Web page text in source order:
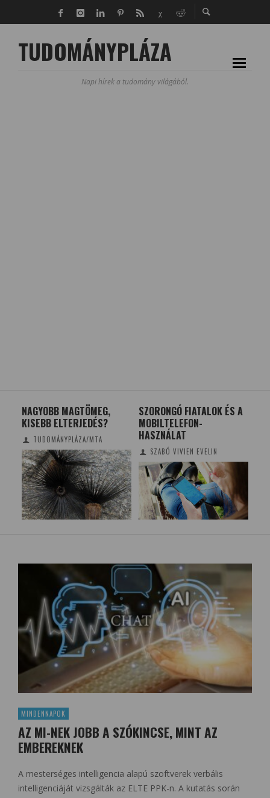
TUDOMÁNYPLÁZA
Napi hírek a tudomány világából.
NAGYOBB MAGTÖMEG,
KISEBB ELTERJEDÉS?
TUDOMÁNYPLÁZA/MTA
SZORONGÓ FIATALOK ÉS A
MOBILTELEFON-
HASZNÁLAT
SZABÓ VIVIEN EVELIN
MINDENNAPOK
AZ MI-NEK JOBB A SZÓKINCSE, MINT AZ
EMBEREKNEK
A mesterséges intelligencia alapú szoftverek verbális
intelligenciáját vizsgálták az ELTE PPK-n. A kutatás során